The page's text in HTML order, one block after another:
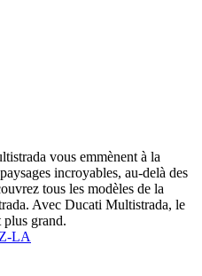
vous emmènent à la
incroyables, au-delà des
tous les modèles de la
Avec Ducati Multistrada, le
plus grand.
LA